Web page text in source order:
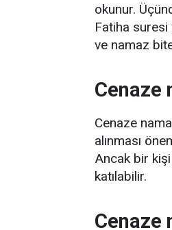
okunur.
Fatiha
ve namaz
Cenaze
Cenaze
alınması
Ancak bir
katılabilir.
Cenaze